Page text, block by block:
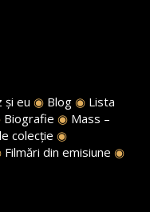
și eu ◉ Blog ◉ Lista
Biografie ◉ Mass –
colecție ◉
Filmări din emisiune ◉